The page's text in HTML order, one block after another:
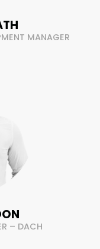
MANAGER
– DACH